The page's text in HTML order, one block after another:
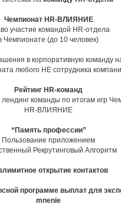
Чемпионат HR-ВЛИЯНИЕ
участие командой HR-отдела
Чемпионате (до 10 человек)
в корпоративную команду
любого НЕ сотрудника
Рейтинг HR-команд
команды по итогам игр
HR-ВЛИЯНИЕ
“Память профессии”
Пользование приложением
Рекрутинговый Алгоритм
открытие контактов
программе выплат для
mnenie